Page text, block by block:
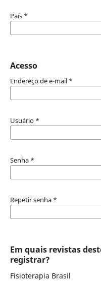
País *
Acesso
Endereço de e-mail *
Usuário *
Senha *
Repetir senha *
Em quais revistas
registrar?
Fisioterapia Brasil